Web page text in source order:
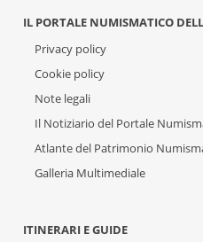
IL PORTALE NUMISMATICO
Privacy policy
Cookie policy
Note legali
Il Notiziario del Portale
Atlante del Patrimonio
Galleria Multimediale
ITINERARI E GUIDE